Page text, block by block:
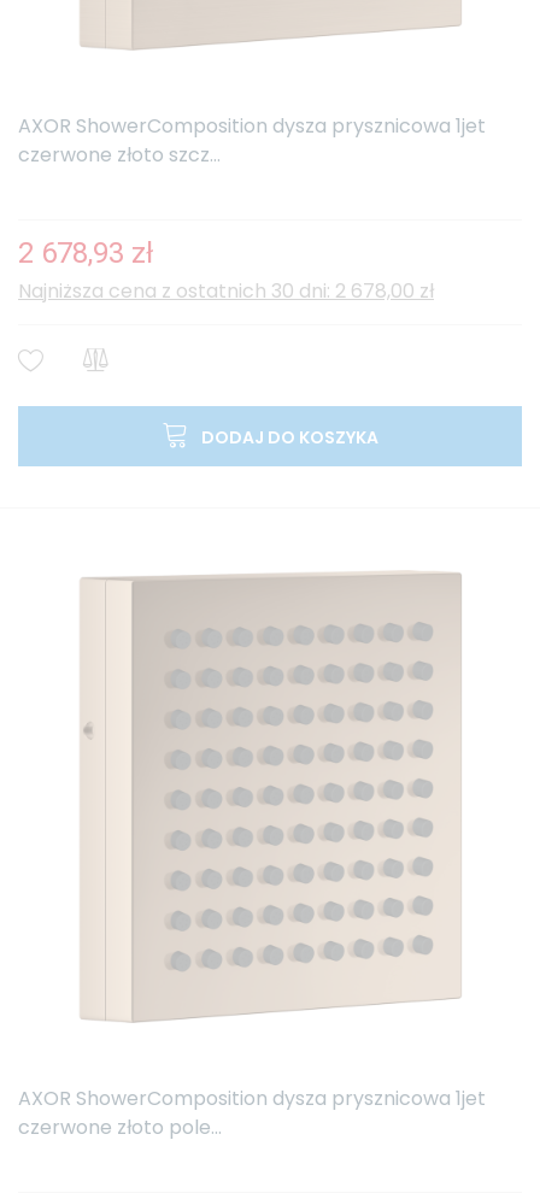
AXOR ShowerComposition dysza prysznicowa 1jet
czerwone złoto szcz...
2 678,93 zł
Najniższa cena z ostatnich 30 dni: 2 678,00 zł
DODAJ DO KOSZYKA
AXOR ShowerComposition dysza prysznicowa 1jet
czerwone złoto pole...